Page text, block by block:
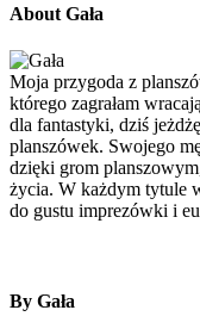
About Gała
Moja przygoda z
którego zagrałam
dla fantastyki, dziś
planszówek. Swojego
dzięki grom
życia. W każdym tytule
do gustu imprezówki i
By Gała